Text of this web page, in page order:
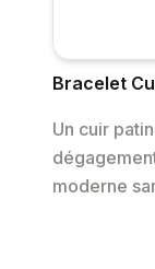
Bracelet
Un cuir
moderne